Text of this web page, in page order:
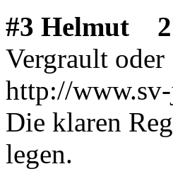
#3 Helmut
Vergrault oder
http://
Die klaren
legen.